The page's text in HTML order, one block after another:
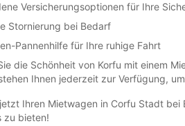
Versicherungsoptionen für Ihre
Stornierung bei Bedarf
Pannenhilfe für Ihre ruhige Fahrt
die Schönheit von Korfu mit einem
Ihnen jederzeit zur Verfügung,
Ihren Mietwagen in Corfu Stadt
zu bieten!